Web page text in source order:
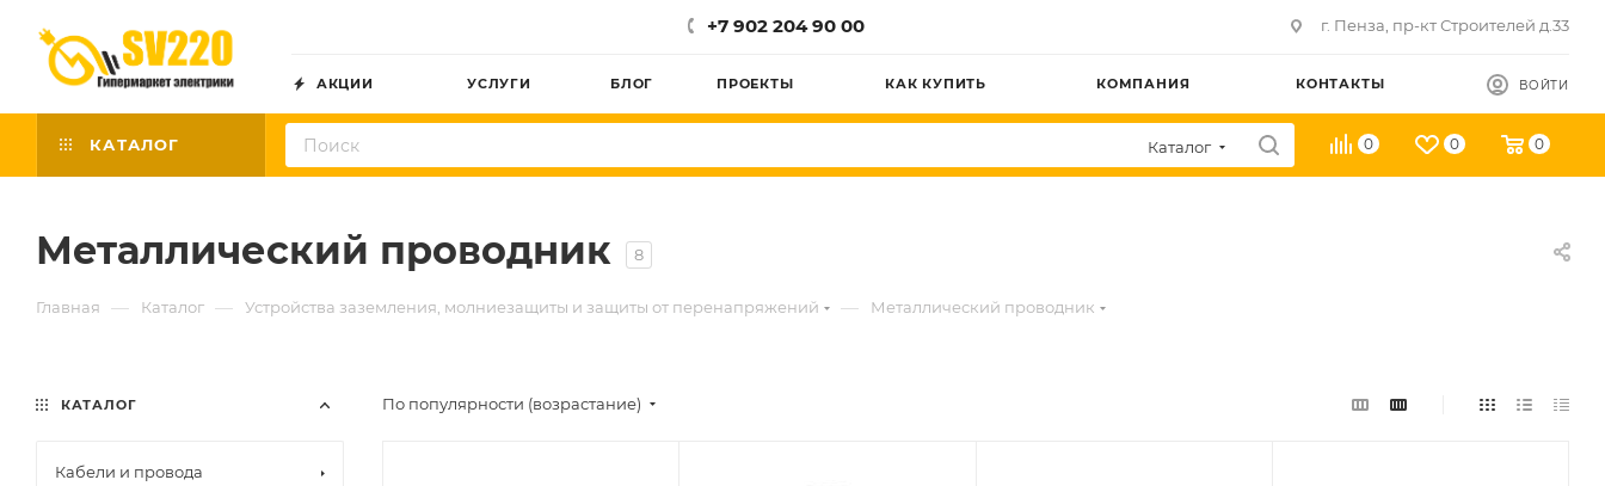
+7 902 204 90 00 г. Пенза, пр-кт Строителей д.33
АКЦИИ УСЛУГИ БЛОГ ПРОЕКТЫ КАК КУПИТЬ КОМПАНИЯ КОНТАКТЫ ВОЙТИ
КАТАЛОГ Каталог 0 0 0
Металлический проводник 8
Главная — Каталог — Устройства заземления, молниезащиты и защиты от перенапряжений — Металлический проводник
По популярности (возрастание)
КАТАЛОГ
Кабели и провода